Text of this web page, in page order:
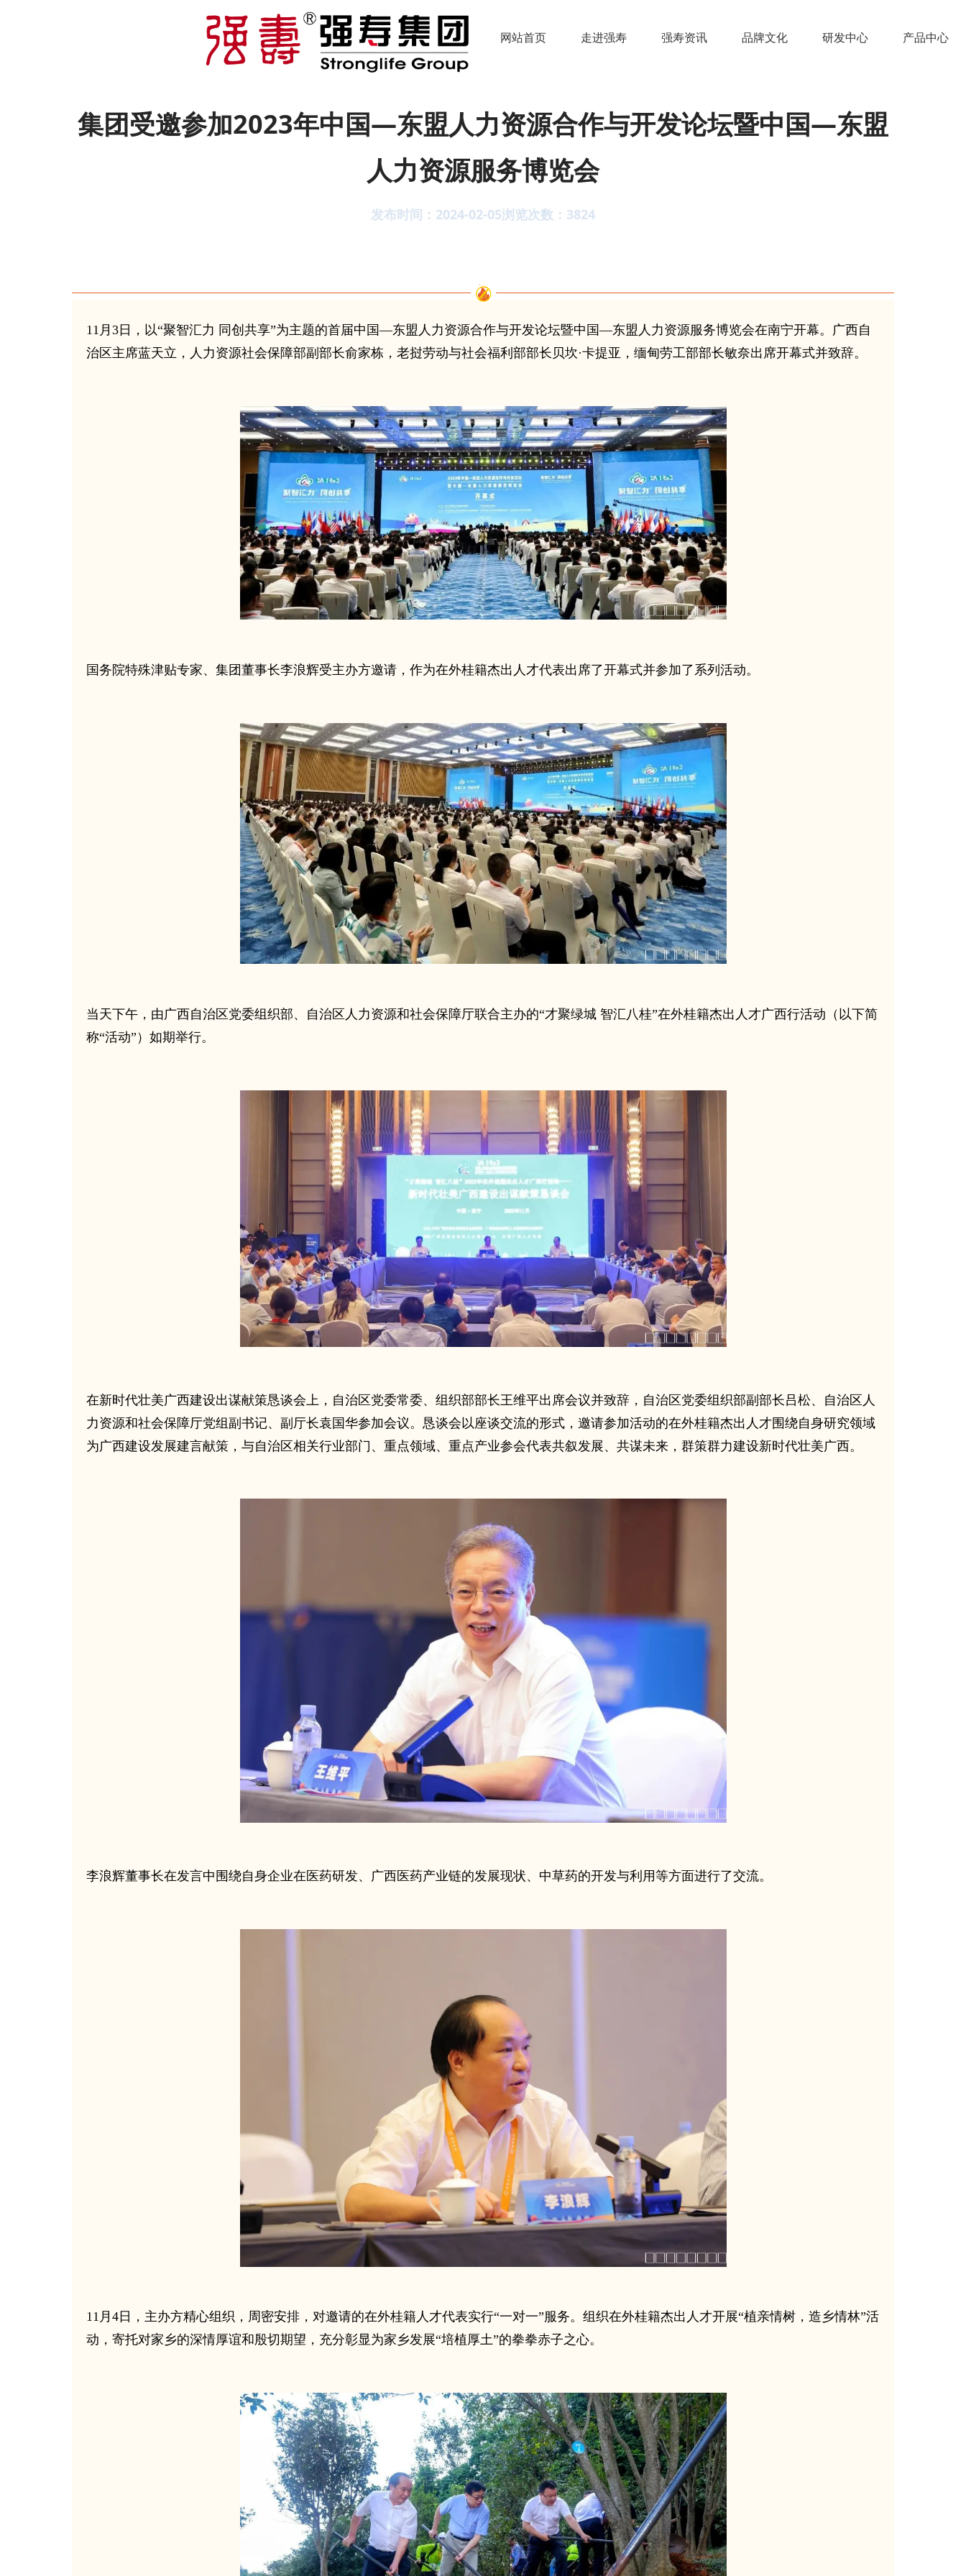
网站首页 走进强寿 强寿资讯 品牌文化 研发中心 产品中心
集团受邀参加2023年中国—东盟人力资源合作与开发论坛暨中国—东盟
人力资源服务博览会
发布时间：2024-02-05浏览次数： 3824
11月3日，以“聚智汇力 同创共享”为主题的首届中国—东盟人力资源合作与开发论坛暨中国—东盟人力资源服务博览会在南宁开幕。广西自
治区主席蓝天立，人力资源社会保障部副部长俞家栋，老挝劳动与社会福利部部长贝坎·卡提亚，缅甸劳工部部长敏奈出席开幕式并致辞。
国务院特殊津贴专家、集团董事长李浪辉受主办方邀请，作为在外桂籍杰出人才代表出席了开幕式并参加了系列活动。
当天下午，由广西自治区党委组织部、自治区人力资源和社会保障厅联合主办的“才聚绿城 智汇八桂”在外桂籍杰出人才广西行活动（以下简
称“活动”）如期举行。
在新时代壮美广西建设出谋献策恳谈会上，自治区党委常委、组织部部长王维平出席会议并致辞，自治区党委组织部副部长吕松、自治区人
力资源和社会保障厅党组副书记、副厅长袁国华参加会议。恳谈会以座谈交流的形式，邀请参加活动的在外桂籍杰出人才围绕自身研究领域
为广西建设发展建言献策，与自治区相关行业部门、重点领域、重点产业参会代表共叙发展、共谋未来，群策群力建设新时代壮美广西。
李浪辉董事长在发言中围绕自身企业在医药研发、广西医药产业链的发展现状、中草药的开发与利用等方面进行了交流。
11月4日，主办方精心组织，周密安排，对邀请的在外桂籍人才代表实行“一对一”服务。组织在外桂籍杰出人才开展“植亲情树，造乡情林”活
动，寄托对家乡的深情厚谊和殷切期望，充分彰显为家乡发展“培植厚土”的拳拳赤子之心。